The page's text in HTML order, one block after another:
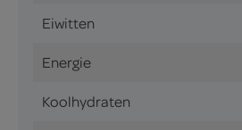
Eiwitten
Energie
Koolhydraten